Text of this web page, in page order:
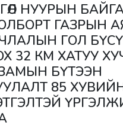
НУУРЫН
ГАЗРЫН
ГОЛ
32 КМ ХАТУУ
БҮТЭЭН
85